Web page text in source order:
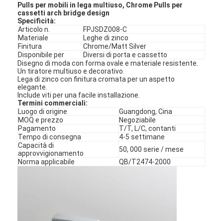
Pulls per mobili in lega multiuso, Chrome Pulls per
cassetti arch bridge design
Specificità:
Articolo n.
FPJSDZ008-C
Materiale
Leghe di zinco
Finitura
Chrome/Matt Silver
Disponibile per
Diversi di porta e cassetto
Disegno di moda con forma ovale e materiale resistente.
Un tiratore multiuso e decorativo.
Lega di zinco con finitura cromata per un aspetto
elegante.
Include viti per una facile installazione.
Termini commerciali:
Luogo di origine
Guangdong, Cina
MOQ e prezzo
Negoziabile
Pagamento
T/T, L/C, contanti
Tempo di consegna
4-5 settimane
Capacità di
approvvigionamento
50, 000 serie / mese
Norma applicabile
QB/T2474-2000